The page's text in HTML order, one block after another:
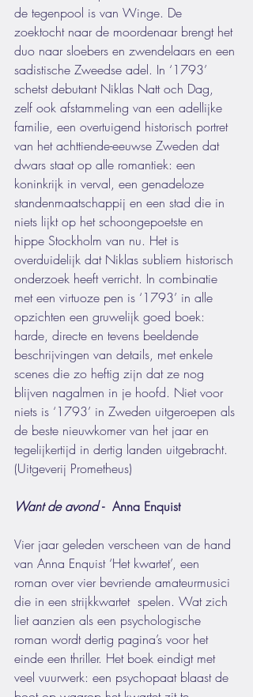
de tegenpool is van Winge. De
zoektocht naar de moordenaar brengt het
duo naar sloebers en zwendelaars en een
sadistische Zweedse adel. In ‘1793’
schetst debutant Niklas Natt och Dag,
zelf ook afstammeling van een adellijke
familie, een overtuigend historisch portret
van het achttiende-eeuwse Zweden dat
dwars staat op alle romantiek: een
koninkrijk in verval, een genadeloze
standenmaatschappij en een stad die in
niets lijkt op het schoongepoetste en
hippe Stockholm van nu. Het is
overduidelijk dat Niklas subliem historisch
onderzoek heeft verricht. In combinatie
met een virtuoze pen is ‘1793’ in alle
opzichten een gruwelijk goed boek:
harde, directe en tevens beeldende
beschrijvingen van details, met enkele
scenes die zo heftig zijn dat ze nog
blijven nagalmen in je hoofd. Niet voor
niets is ‘1793’ in Zweden uitgeroepen als
de beste nieuwkomer van het jaar en
tegelijkertijd in dertig landen uitgebracht.
(Uitgeverij Prometheus)
Want de avond -  Anna Enquist
Vier jaar geleden verscheen van de hand
van Anna Enquist ‘Het kwartet’, een
roman over vier bevriende amateurmusici
die in een strijkkwartet  spelen. Wat zich
liet aanzien als een psychologische
roman wordt dertig pagina’s voor het
einde een thriller. Het boek eindigt met
veel vuurwerk: een psychopaat blaast de